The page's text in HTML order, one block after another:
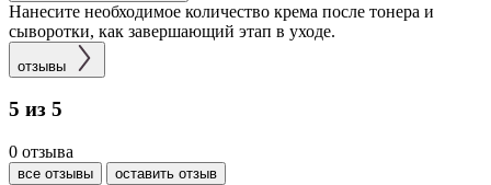
Нанесите необходимое количество крема после тонера и
сыворотки, как завершающий этап в уходе.
отзывы
5 из 5
0 отзыва
все отзывы оставить отзыв